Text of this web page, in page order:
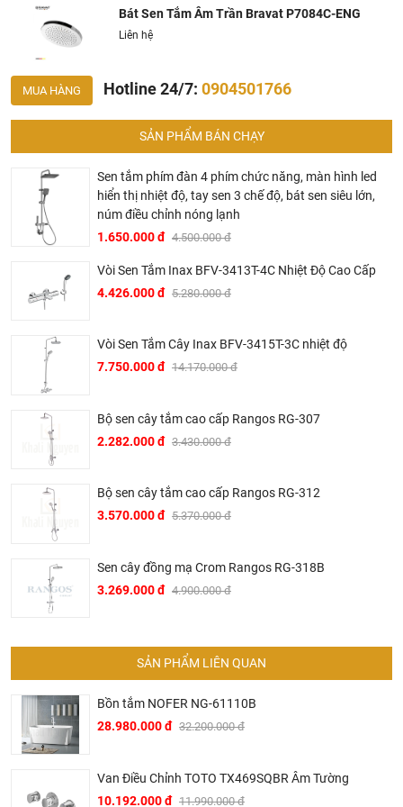
vào hotline để được tư vấn chi tiết
BRAVAT – TINH HOA ĐẲNG CẤP CỦA NƯỚC ĐỨC
▶ Bravat là thương hiệu cao cấp các sản phẩm nhà tắm
thuộc sở hữu của Roman Dietsche, một nhà cung cấp thiết
đầu từ một xưởng sản xuất gia đình tại vùng Black Forest,
Baden – Württemberg tây nam nước Đức vào năm 1873,
trong những thương hiệu thiết bị vệ sinh hàng đầu thế giới.
▶ Các sản phẩm của Bravat đã được sử dụng trong nhiều
công trình hạng sang của thế như hệ thống trong các hệ
thống khách sạn hạng sang của Intercontinetal, Conrad
Hilton, Sheraton, Le Méri­di­en, Marriott hay trên các hạm
thuyền du lịch siêu sang của AI­DA Crui­se Ship.
▶ Tại Việt Nam, Bravat mặc dù là thương hiệu mới mẻ
nhưng đã ngay lập tức được thị trường đón nhận mạnh mẽ.
Nhiều khách sạn hạng sang tại thủ phủ du lịch miền Trung
nhiều tên tuổi lớn trong ngành du lịch khách sạn Việt Nam
như khách sạn Melia, Accor, Anantara, Sheraton, Fusion
▶ Không chỉ hiện diện trong các khách sạn khu nghỉ dưỡng
hạng sang, Bravat còn được chủ đầu tư các dự án chung
cư cao cấp sử dụng trong các căn hộ như một trong những
điểm nhấn bán hàng với phương châm nghỉ dưỡng 5 sao
tại gia. Đến nay, sản phẩm Bravat đã có mặt ở nhiều chung
Hồ Chí Minh; Starcity Lê Văn Lương, Hoàng Thành tower,
Indochina Plaza Hà Nội.
Bát Sen Tắm Âm Trần Bravat P7084C-ENG
Liên hệ
MUA HÀNG Hotline 24/7: 0904501766
SẢN PHẨM BÁN CHẠY
Sen tắm phím đàn 4 phím chức năng, màn hình led
hiển thị nhiệt độ, tay sen 3 chế độ, bát sen siêu lớn,
núm điều chỉnh nóng lạnh
1.650.000 đ 4.500.000 đ
Vòi Sen Tắm Inax BFV-3413T-4C Nhiệt Độ Cao Cấp
4.426.000 đ 5.280.000 đ
Vòi Sen Tắm Cây Inax BFV-3415T-3C nhiệt độ
7.750.000 đ 14.170.000 đ
Bộ sen cây tắm cao cấp Rangos RG-307
2.282.000 đ 3.430.000 đ
Bộ sen cây tắm cao cấp Rangos RG-312
3.570.000 đ 5.370.000 đ
Sen cây đồng mạ Crom Rangos RG-318B
3.269.000 đ 4.900.000 đ
SẢN PHẨM LIÊN QUAN
Bồn tắm NOFER NG-61110B
28.980.000 đ 32.200.000 đ
Van Điều Chỉnh TOTO TX469SQBR Âm Tường
10.192.000 đ 11.990.000 đ